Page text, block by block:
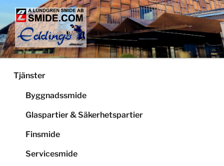
Hoppa
innehåll
LUNDGRENS SMIDE
Smide och glaspartier i Stockholm
Tjänster
Byggnadssmide
Glaspartier & Säkerhetspartier
Finsmide
Servicesmide